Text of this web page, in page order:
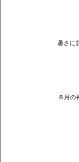
暑さに
８月の